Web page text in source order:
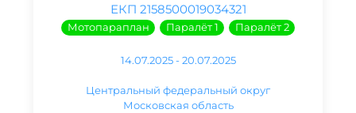
ЕКП 2158500019034321
Мотопараплан Паралёт 1 Паралёт 2
14.07.2025 - 20.07.2025
Центральный федеральный округ
Московская область